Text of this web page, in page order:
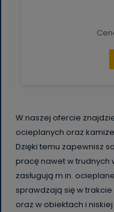
W naszej ofercie
ocieplanych oraz
Dzięki temu zapewnisz
pracę nawet w trudnych
zasługują m.in.
sprawdzają się w
oraz w obiektach i